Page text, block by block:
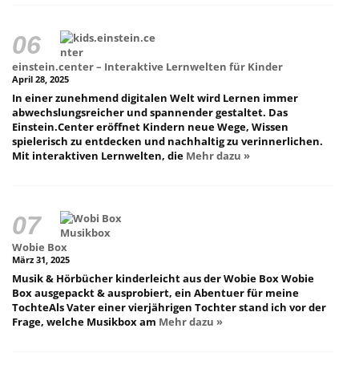
einstein.center – Interaktive Lernwelten für Kinder
April 28, 2025
In einer zunehmend digitalen Welt wird Lernen immer
abwechslungsreicher und spannender gestaltet. Das
Einstein.Center eröffnet Kindern neue Wege, Wissen
spielerisch zu entdecken und nachhaltig zu verinnerlichen.
Mit interaktiven Lernwelten, die Mehr dazu »
Wobie Box
März 31, 2025
Musik & Hörbücher kinderleicht aus der Wobie Box Wobie
Box ausgepackt & ausprobiert, ein Abentuer für meine
TochteAls Vater einer vierjährigen Tochter stand ich vor der
Frage, welche Musikbox am Mehr dazu »